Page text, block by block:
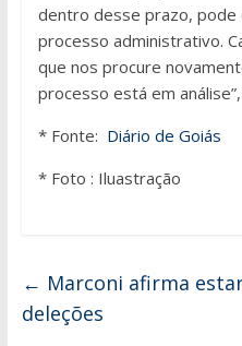
dentro desse prazo, pode
processo administrativo.
que nos procure
processo está em
* Fonte: Diário de Goiás
* Foto : Iluastração
← Marconi afirma
deleções